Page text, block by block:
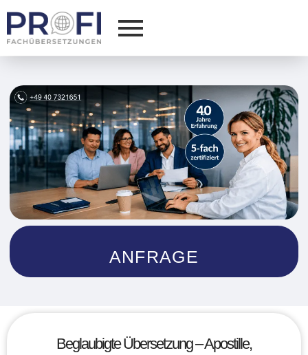
ANFRAGE
Beglaubigte Übersetzung – Apostille,